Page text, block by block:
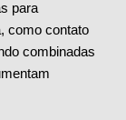
para
como contato
combinadas